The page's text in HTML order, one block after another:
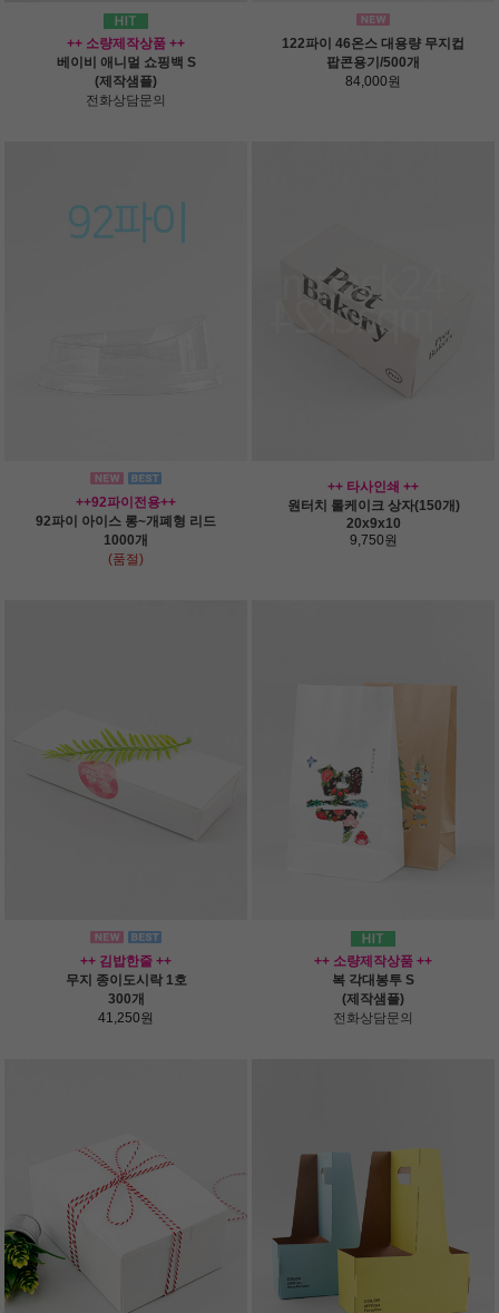
++ 소량제작상품 ++
베이비 애니멀 쇼핑백 S
(제작샘플)
전화상담문의
122파이 46온스 대용량 무지컵
팝콘용기/500개
84,000원
++92파이전용++
92파이 아이스 롱~개폐형 리드
1000개
(품절)
++ 타사인쇄 ++
원터치 롤케이크 상자(150개)
20x9x10
9,750원
++ 김밥한줄 ++
무지 종이도시락 1호
300개
41,250원
++ 소량제작상품 ++
복 각대봉투 S
(제작샘플)
전화상담문의